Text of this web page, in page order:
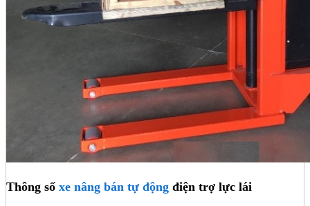
Thông số xe nâng bán tự động điện trợ lực lái